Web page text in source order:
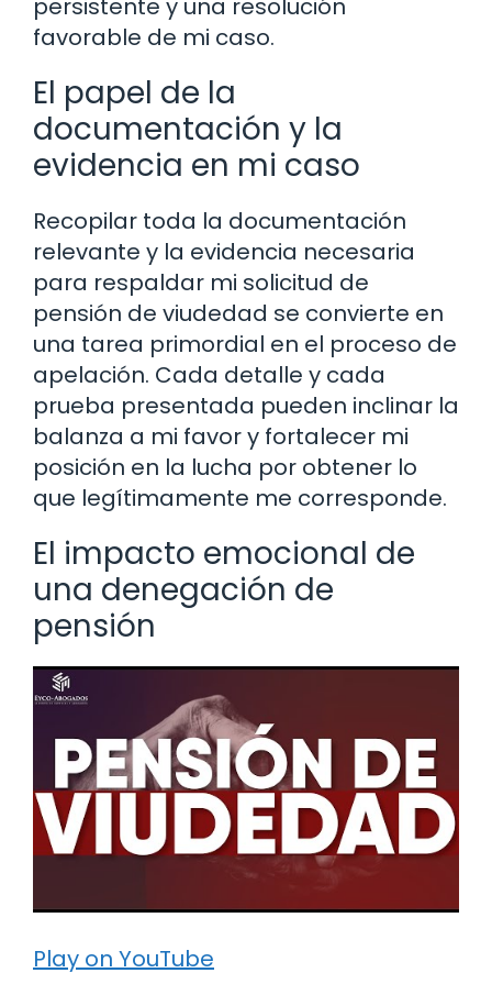
persistente y una resolución
favorable de mi caso.
El papel de la
documentación y la
evidencia en mi caso
Recopilar toda la documentación
relevante y la evidencia necesaria
para respaldar mi solicitud de
pensión de viudedad se convierte en
una tarea primordial en el proceso de
apelación. Cada detalle y cada
prueba presentada pueden inclinar la
balanza a mi favor y fortalecer mi
posición en la lucha por obtener lo
que legítimamente me corresponde.
El impacto emocional de
una denegación de
pensión
Play on YouTube